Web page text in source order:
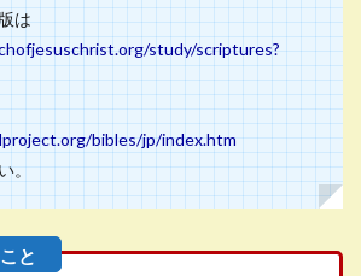
は
study/scriptures?
bibles/jp/index.htm
。